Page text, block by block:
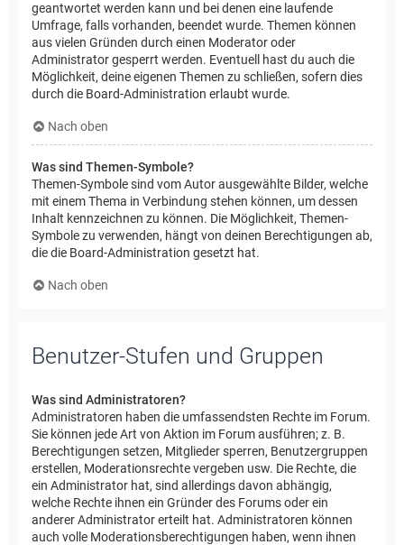
geantwortet werden kann und bei denen eine laufende
Umfrage, falls vorhanden, beendet wurde. Themen können
aus vielen Gründen durch einen Moderator oder
Administrator gesperrt werden. Eventuell hast du auch die
Möglichkeit, deine eigenen Themen zu schließen, sofern dies
durch die Board-Administration erlaubt wurde.
Nach oben
Was sind Themen-Symbole?
Themen-Symbole sind vom Autor ausgewählte Bilder, welche
mit einem Thema in Verbindung stehen können, um dessen
Inhalt kennzeichnen zu können. Die Möglichkeit, Themen-
Symbole zu verwenden, hängt von deinen Berechtigungen ab,
die die Board-Administration gesetzt hat.
Nach oben
Benutzer-Stufen und Gruppen
Was sind Administratoren?
Administratoren haben die umfassendsten Rechte im Forum.
Sie können jede Art von Aktion im Forum ausführen; z. B.
Berechtigungen setzen, Mitglieder sperren, Benutzergruppen
erstellen, Moderationsrechte vergeben usw. Die Rechte, die
ein Administrator hat, sind allerdings davon abhängig,
welche Rechte ihnen ein Gründer des Forums oder ein
anderer Administrator erteilt hat. Administratoren können
auch volle Moderationsberechtigungen haben, wenn ihnen